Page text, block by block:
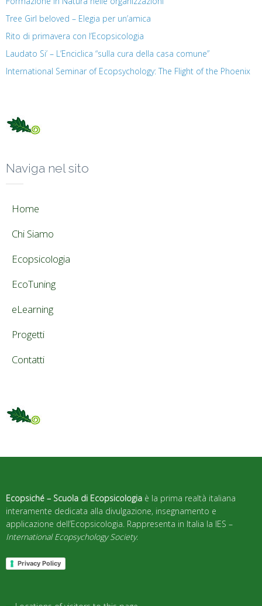
Tree Girl beloved – Elegia per un’amica
Rito di primavera con l’Ecopsicologia
Laudato Si’ – L’Enciclica “sulla cura della casa comune”
International Seminar of Ecopsychology: The Flight of the Phoenix
Naviga nel sito
Home
Chi Siamo
Ecopsicologia
EcoTuning
eLearning
Progetti
Contatti
Ecopsiché – Scuola di Ecopsicologia è la prima realtà italiana
interamente dedicata alla divulgazione, insegnamento e
applicazione dell’Ecopsicologia. Rappresenta in Italia la IES –
International Ecopsychology Society.
Privacy Policy